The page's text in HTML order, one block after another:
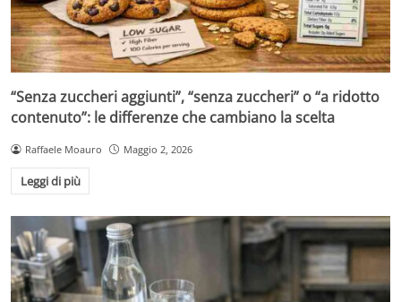
“Senza zuccheri aggiunti”, “senza zuccheri” o “a ridotto
contenuto”: le differenze che cambiano la scelta
Raffaele Moauro Maggio 2, 2026
Leggi di più